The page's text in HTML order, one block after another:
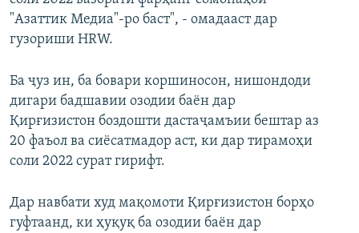
"Азаттик Медиа"-ро баст", - омадааст дар
гузориши HRW.
Ба ҷуз ин, ба бовари коршиносон, нишондоди
дигари бадшавии озодии баён дар
Қирғизистон боздошти дастаҷамъии бештар аз
20 фаъол ва сиёсатмадор аст, ки дар тирамоҳи
соли 2022 сурат гирифт.
Дар навбати худ мақомоти Қирғизистон борҳо
гуфтаанд, ки ҳуқуқ ба озодии баён дар